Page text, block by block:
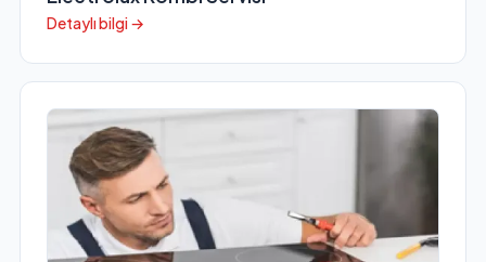
Detaylı bilgi →